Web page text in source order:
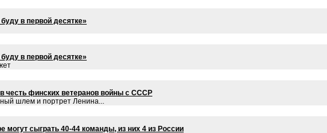
в первой десятке»
в первой десятке»
честь финских ветеранов войны с СССР
шлем и портрет Ленина...
могут сыграть 40-44 команды, из них 4 из России